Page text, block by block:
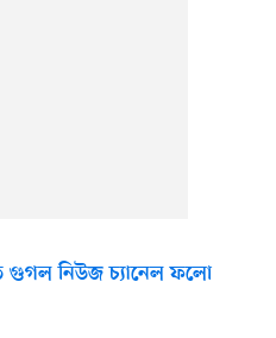
গুগল নিউজ চ্যানেল ফলো